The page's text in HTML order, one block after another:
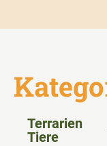
Terrarien
Tiere